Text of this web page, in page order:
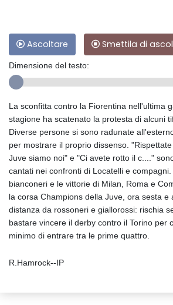
Ascoltare Smettila di
Dimensione del testo:
La sconfitta contro la Fiorentina nell'ultima
stagione ha scatenato la protesta di alcuni
Diverse persone si sono radunate
per mostrare il proprio dissenso.
Juve siamo noi" e "Ci avete rotto il c...."
cantati nei confronti di Locatelli e
bianconeri e le vittorie di Milan, Roma e
la corsa Champions della Juve, ora sesta e
distanza da rossoneri e giallorossi: rischia
bastare vincere il derby contro il Torino per
minimo di entrare tra le prime quattro.
R.Hamrock--IP